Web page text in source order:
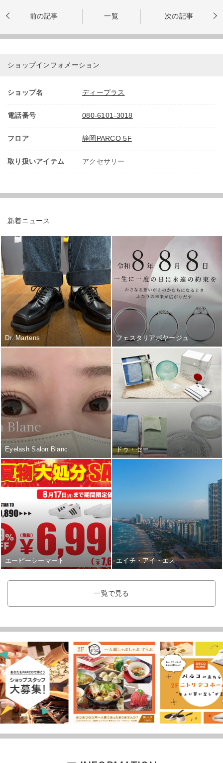
前の記事 一覧 次の記事
ショップインフォメーション
ショップ名 ディープラス
電話番号 080-6101-3018
フロア 静岡PARCO 5F
取り扱いアイテム アクセサリー
新着ニュース
Dr. Martens フェスタリアボヤージュ
Eyelash Salon Blanc ドゥ・セー
エービーシーマート エイチ・アイ・エス
一覧で見る